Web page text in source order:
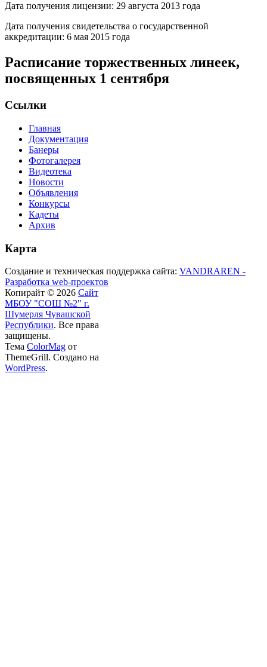
Дата получения лицензии: 29 августа 2013 года
Дата получения свидетельства о государственной
аккредитации: 6 мая 2015 года
Расписание торжественных линеек,
посвященных 1 сентября
Ссылки
Главная
Документация
Банеры
Фотогалерея
Видеотека
Новости
Объявления
Конкурсы
Кадеты
Архив
Карта
Создание и техническая поддержка сайта: VANDRAREN -
Разработка web-проектов
Копирайт © 2026 Сайт
МБОУ "СОШ №2" г.
Шумерля Чувашской
Республики. Все права
защищены.
Тема ColorMag от
ThemeGrill. Создано на
WordPress.